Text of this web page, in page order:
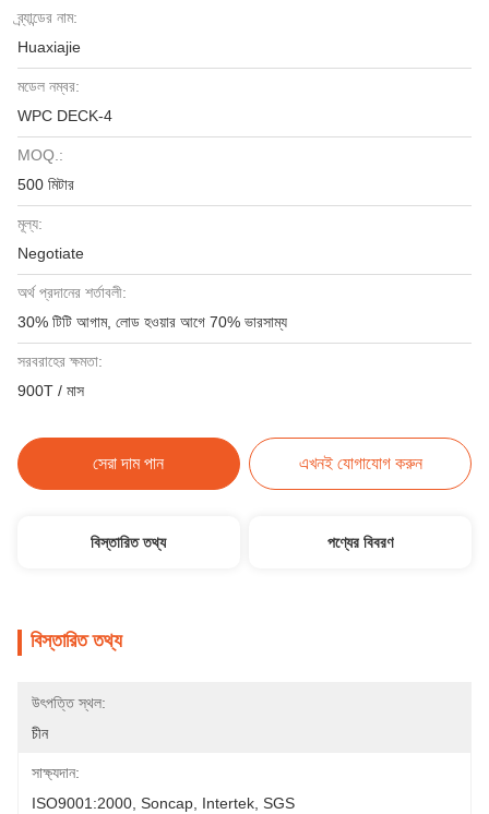
ব্র্যান্ডের নাম:
Huaxiajie
মডেল নম্বর:
WPC DECK-4
MOQ.:
500 মিটার
মূল্য:
Negotiate
অর্থ প্রদানের শর্তাবলী:
30% টিটি আগাম, লোড হওয়ার আগে 70% ভারসাম্য
সরবরাহের ক্ষমতা:
900T / মাস
সেরা দাম পান এখনই যোগাযোগ করুন
বিস্তারিত তথ্য পণ্যের বিবরণ
বিস্তারিত তথ্য
উৎপত্তি স্থল:
চীন
সাক্ষ্যদান:
ISO9001:2000, Soncap, Intertek, SGS